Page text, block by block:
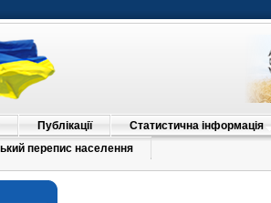
Публікації
Статистична інформація
перепис населення